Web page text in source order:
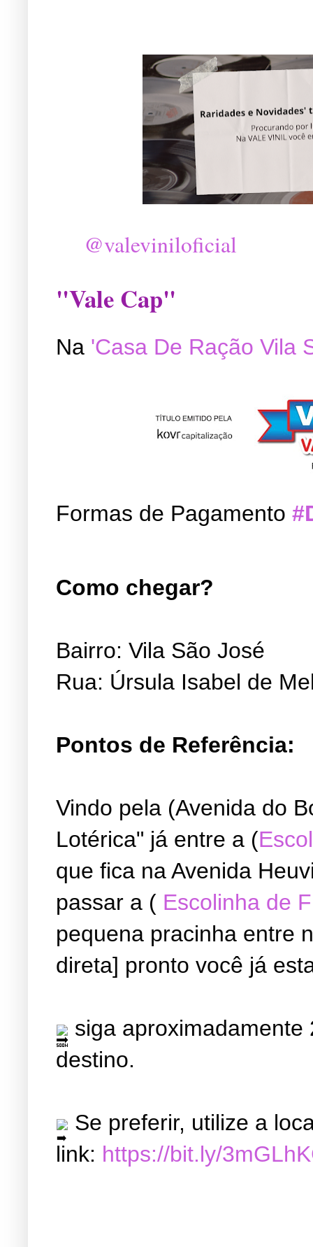
@valeviniloficial
"Vale Cap"
Na 'Casa De Ração Vila
Formas de Pagamento
Como chegar?
Bairro: Vila São José
Rua: Úrsula Isabel de
Pontos de Referência:
Vindo pela (Avenida do
Lotérica" já entre a (
que fica na Avenida
passar a ( Escolinha de
pequena pracinha entre
direta] pronto você já
siga
destino.
Se preferir, utilize a
link: https://bit.ly/